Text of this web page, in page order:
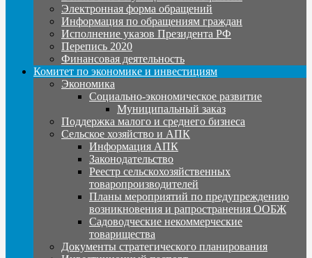
Электронная форма обращений
Информация по обращениям граждан
Исполнение указов Президента РФ
Перепись 2020
Финансовая деятельность
Комитет по экономике и инвестициям
Экономика
Социально-экономическое развитие
Муниципальный заказ
Поддержка малого и среднего бизнеса
Сельское хозяйство и АПК
Информация АПК
Законодательство
Реестр сельскохозяйственных
товаропроизводителей
Планы мероприятий по предупреждению
возникновения и рапространения ООБЖ
Садоводческие некоммерческие
товарищества
Документы стратегического планирования